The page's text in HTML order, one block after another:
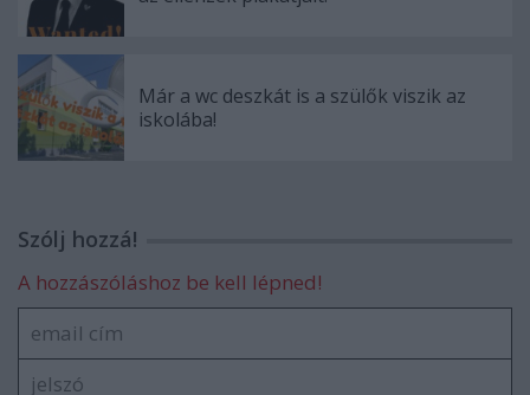
Már a wc deszkát is a szülők viszik az
iskolába!
Szólj hozzá!
A hozzászóláshoz be kell lépned!